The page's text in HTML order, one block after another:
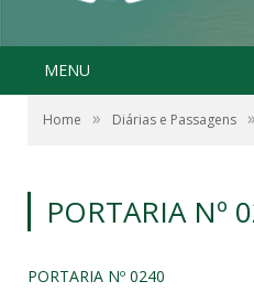
MENU
Home » Diárias e Passagens »
PORTARIA Nº
PORTARIA Nº 0240